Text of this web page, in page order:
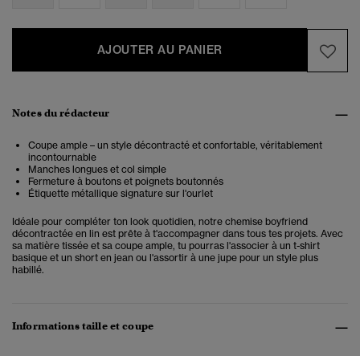
AJOUTER AU PANIER
Notes du rédacteur
Coupe ample – un style décontracté et confortable, véritablement
incontournable
Manches longues et col simple
Fermeture à boutons et poignets boutonnés
Étiquette métallique signature sur l'ourlet
Idéale pour compléter ton look quotidien, notre chemise boyfriend
décontractée en lin est prête à t'accompagner dans tous tes projets. Avec
sa matière tissée et sa coupe ample, tu pourras l'associer à un t-shirt
basique et un short en jean ou l'assortir à une jupe pour un style plus
habillé.
Informations taille et coupe